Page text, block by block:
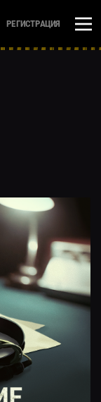
РЕГИСТРАЦИЯ